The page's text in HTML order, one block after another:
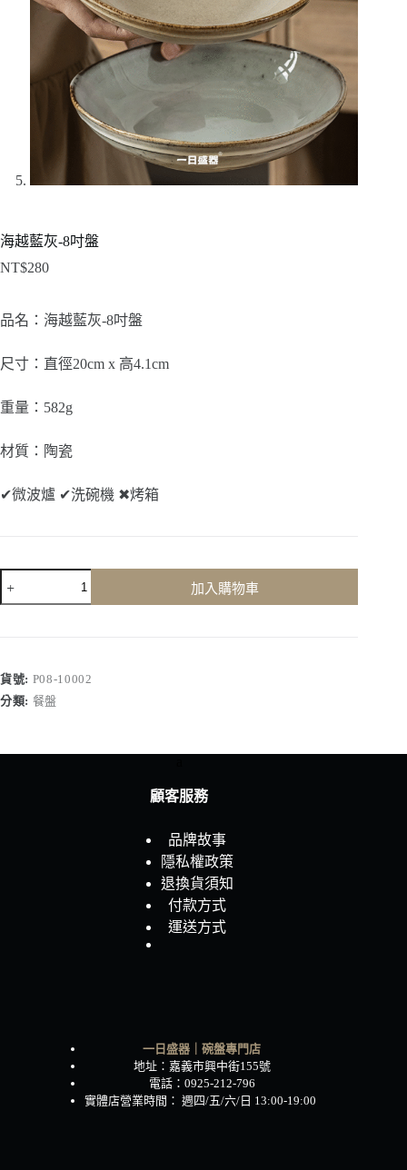
海越藍灰-8吋盤
NT$280
品名：海越藍灰-8吋盤
尺寸：直徑20cm x 高4.1cm
重量：582g
材質：陶瓷
✔微波爐 ✔洗碗機 ✖烤箱
盤
數
加入購物車
貨號: P08-10002
分類: 餐盤
顧客服務
品牌故事
隱私權政策
退換貨須知
付款方式
運送方式
一日盛器｜碗盤專門店
地址：嘉義市興中街155號
電話：0925-212-796
實體店營業時間： 週四/五/六/日 13:00-19:00